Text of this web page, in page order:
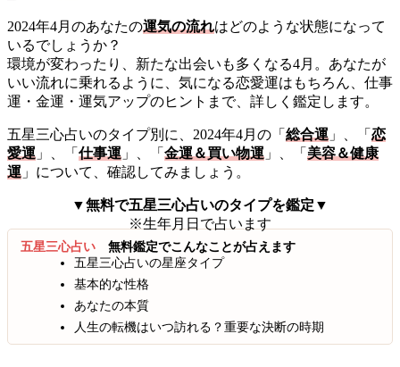
2024年4月のあなたの運気の流れはどのような状態になって
いるでしょうか？
環境が変わったり、新たな出会いも多くなる4月。あなたが
いい流れに乗れるように、気になる恋愛運はもちろん、仕事
運・金運・運気アップのヒントまで、詳しく鑑定します。
五星三心占いのタイプ別に、2024年4月の「 総合運 」、「 恋
愛運 」、「 仕事運 」、「 金運＆買い物運 」、「 美容＆健康
運 」について、確認してみましょう。
▼無料で五星三心占いのタイプを鑑定▼
※生年月日で占います
五星三心占い 無料鑑定でこんなことが占えます
五星三心占いの星座タイプ
基本的な性格
あなたの本質
人生の転機はいつ訪れる？重要な決断の時期